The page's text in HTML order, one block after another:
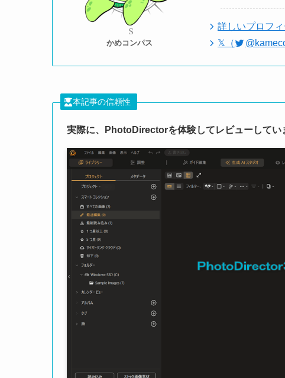
かめコンパス
詳しいプロフ
𝕏（
本記事の信頼性
実際に、PhotoDirectorを体験してレビューしてい